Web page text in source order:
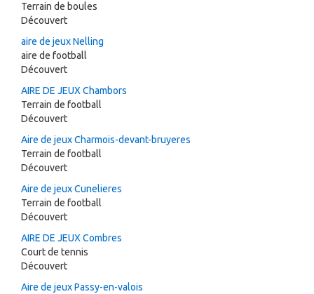
Terrain de boules
Découvert
aire de jeux Nelling
aire de football
Découvert
AIRE DE JEUX Chambors
Terrain de football
Découvert
Aire de jeux Charmois-devant-bruyeres
Terrain de football
Découvert
Aire de jeux Cunelieres
Terrain de football
Découvert
AIRE DE JEUX Combres
Court de tennis
Découvert
Aire de jeux Passy-en-valois